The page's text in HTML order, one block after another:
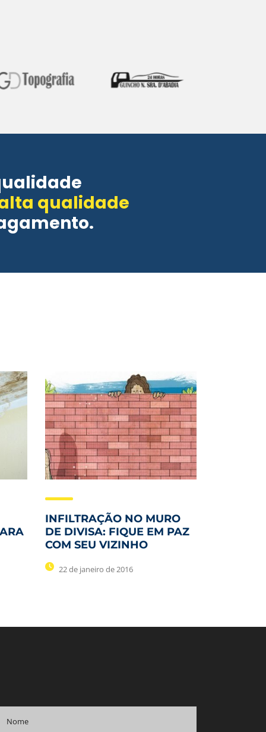
qualidade
INFILTRAÇÃO NO MURO
DE DIVISA: FIQUE EM PAZ
COM SEU VIZINHO
22 de janeiro de 2016